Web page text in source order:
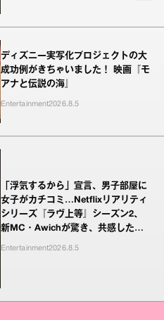
ディズニー実写化プロジェクトの大
成功例がきちゃいました！ 映画『モ
アナと伝説の海』
Entertainment2026.8.5
「浮気するから」宣言、男子部屋に
女子がカチコミ…Netflixリアリティ
シリーズ『ラヴ上等』シーズン2、
新MC・Awichが驚き、共感したヤ
Entertainment2026.8.5